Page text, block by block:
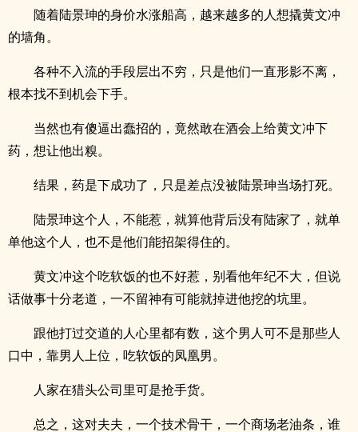
随着陆景珅的身价水涨船高，越来越多的人想撬黄文冲
的墙角。
各种不入流的手段层出不穷，只是他们一直形影不离，
根本找不到机会下手。
当然也有傻逼出蠢招的，竟然敢在酒会上给黄文冲下
药，想让他出糗。
结果，药是下成功了，只是差点没被陆景珅当场打死。
陆景珅这个人，不能惹，就算他背后没有陆家了，就单
单他这个人，也不是他们能招架得住的。
黄文冲这个吃软饭的也不好惹，别看他年纪不大，但说
话做事十分老道，一不留神有可能就掉进他挖的坑里。
跟他打过交道的人心里都有数，这个男人可不是那些人
口中，靠男人上位，吃软饭的凤凰男。
人家在猎头公司里可是抢手货。
总之，这对夫夫，一个技术骨干，一个商场老油条，谁